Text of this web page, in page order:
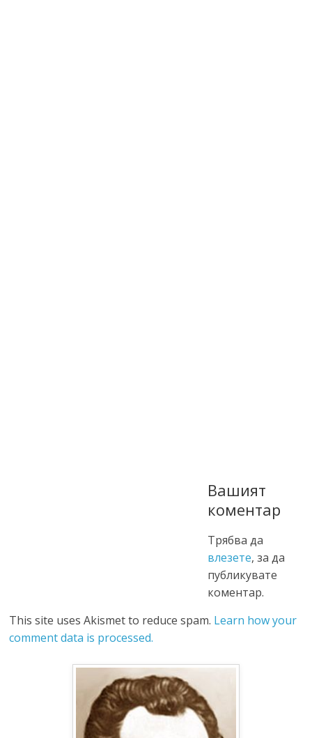
Вашият
коментар
Трябва да
влезете, за да
публикувате
коментар.
This site uses Akismet to reduce spam. Learn how your
comment data is processed.